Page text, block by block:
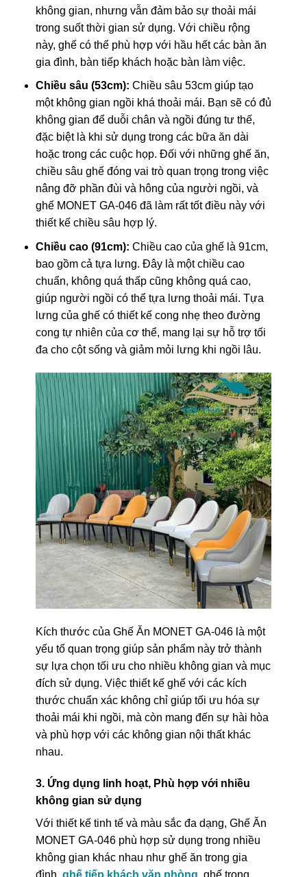
không gian, nhưng vẫn đảm bảo sự thoải mái
trong suốt thời gian sử dụng. Với chiều rộng
này, ghế có thể phù hợp với hầu hết các bàn ăn
gia đình, bàn tiếp khách hoặc bàn làm việc.
Chiều sâu (53cm): Chiều sâu 53cm giúp tạo
một không gian ngồi khá thoải mái. Bạn sẽ có đủ
không gian để duỗi chân và ngồi đúng tư thế,
đặc biệt là khi sử dụng trong các bữa ăn dài
hoặc trong các cuộc họp. Đối với những ghế ăn,
chiều sâu ghế đóng vai trò quan trọng trong việc
nâng đỡ phần đùi và hông của người ngồi, và
ghế MONET GA-046 đã làm rất tốt điều này với
thiết kế chiều sâu hợp lý.
Chiều cao (91cm): Chiều cao của ghế là 91cm,
bao gồm cả tựa lưng. Đây là một chiều cao
chuẩn, không quá thấp cũng không quá cao,
giúp người ngồi có thể tựa lưng thoải mái. Tựa
lưng của ghế có thiết kế cong nhẹ theo đường
cong tự nhiên của cơ thể, mang lại sự hỗ trợ tối
đa cho cột sống và giảm mỏi lưng khi ngồi lâu.
Kích thước của Ghế Ăn MONET GA-046 là một
yếu tố quan trọng giúp sản phẩm này trở thành
sự lựa chọn tối ưu cho nhiều không gian và mục
đích sử dụng. Việc thiết kế ghế với các kích
thước chuẩn xác không chỉ giúp tối ưu hóa sự
thoải mái khi ngồi, mà còn mang đến sự hài hòa
và phù hợp với các không gian nội thất khác
nhau.
3. Ứng dụng linh hoạt, Phù hợp với nhiều
không gian sử dụng
Với thiết kế tinh tế và màu sắc đa dạng, Ghế Ăn
MONET GA-046 phù hợp sử dụng trong nhiều
không gian khác nhau như ghế ăn trong gia
đình, ghế tiếp khách văn phòng , ghế trong